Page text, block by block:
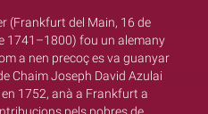
(Frankfurt del Main, 16 de
1741–1800) fou un alemany
a nen precoç es va guanyar
Chaim Joseph David Azulai
en 1752, anà a Frankfurt a